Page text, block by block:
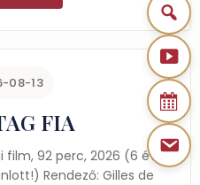
08-13
FIA
film, 92 perc, 2026 (6 éven
Rendező: Gilles de